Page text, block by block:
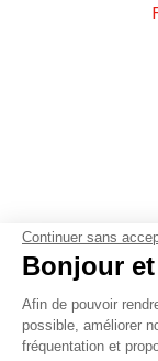
Continuer sans
Bonjour
Afin de pouvoir
possible, améliorer
fréquentation et